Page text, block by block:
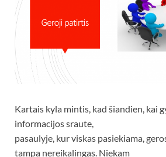
Kartais kyla mintis, kad šiandien, kai
informacijos sraute,
pasaulyje, kur viskas pasiekiama,
tampa nereikalingas. Niekam